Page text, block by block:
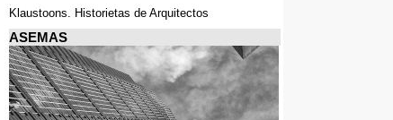
Klaustoons. Historietas de Arquitectos
ASEMAS